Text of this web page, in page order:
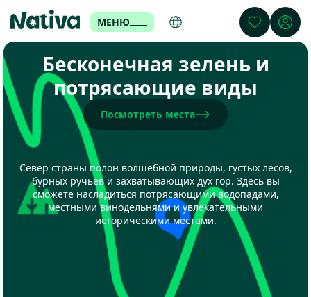
МЕНЮ
Бесконечная зелень и
потрясающие виды
Посмотреть места
Север страны полон волшебной природы, густых лесов,
бурных ручьев и захватывающих дух гор. Здесь вы
сможете насладиться потрясающими водопадами,
местными винодельнями и увлекательными
историческими местами.